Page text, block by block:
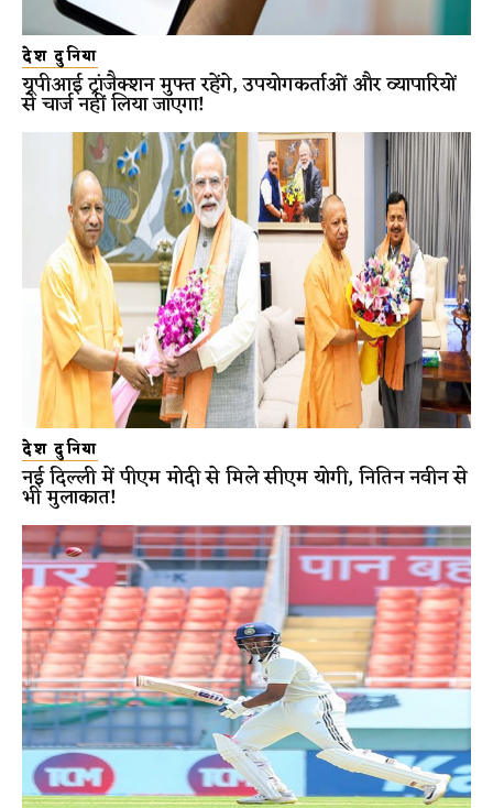
देश दुनिया
यूपीआई ट्रांजैक्शन मुफ्त रहेंगे, उपयोगकर्ताओं और व्यापारियों
से चार्ज नहीं लिया जाएगा!
देश दुनिया
नई दिल्ली में पीएम मोदी से मिले सीएम योगी, नितिन नवीन से
भी मुलाकात!